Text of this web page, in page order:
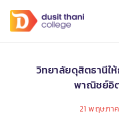
วิทยาลัยดุสิตธานีใ
พาณิชย์อิ
21 พฤษภา